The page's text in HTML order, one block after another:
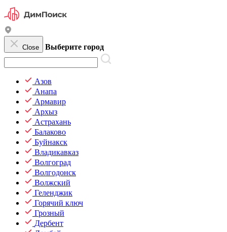
Close Выберите город
Азов
Анапа
Армавир
Архыз
Астрахань
Балаково
Буйнакск
Владикавказ
Волгоград
Волгодонск
Волжский
Геленджик
Горячий ключ
Грозный
Дербент